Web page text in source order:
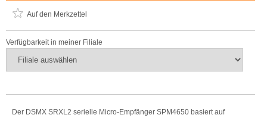
Auf den Merkzettel
Verfügbarkeit in meiner Filiale
Der DSMX SRXL2 serielle Micro-Empfänger SPM4650 basiert auf